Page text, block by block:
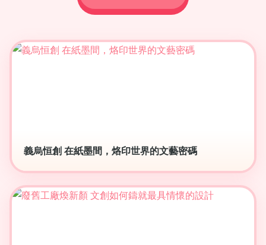
義烏恒創 在紙墨間，烙印世界的文藝密碼